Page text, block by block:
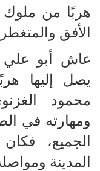
هربًا من
الأفق
عاش أبو
يصل إليها
محمود
ومهارته في
الجميع،
المدينة